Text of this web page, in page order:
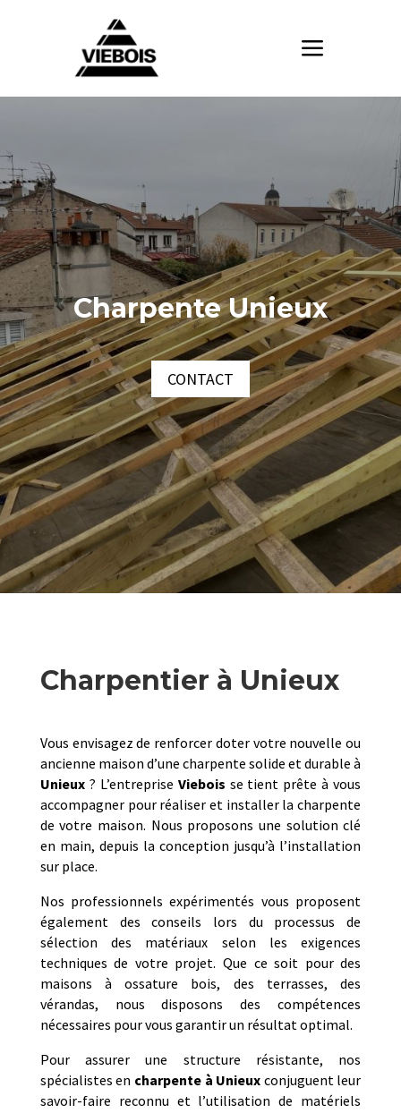
Charpente Unieux
CONTACT
Charpentier à Unieux
Vous envisagez de renforcer doter votre nouvelle ou
ancienne maison d’une charpente solide et durable à
Unieux? L’entreprise Viebois se tient prête à vous
accompagner pour réaliser et installer la charpente
de votre maison. Nous proposons une solution clé
en main, depuis la conception jusqu’à l’installation
sur place.
Nos professionnels expérimentés vous proposent
également des conseils lors du processus de
sélection des matériaux selon les exigences
techniques de votre projet. Que ce soit pour des
maisons à ossature bois, des terrasses, des
vérandas, nous disposons des compétences
nécessaires pour vous garantir un résultat optimal.
Pour assurer une structure résistante, nos
spécialistes en charpente à Unieux conjuguent leur
savoir-faire reconnu et l’utilisation de matériels